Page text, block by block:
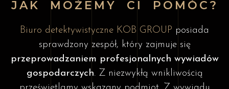
JAK MOŻEMY CI POMÓC?
Biuro detektywistyczne KOB GROUP posiada
sprawdzony zespół, który zajmuje się
przeprowadzaniem profesjonalnych wywiadów
gospodarczych. Z niezwykłą wnikliwością